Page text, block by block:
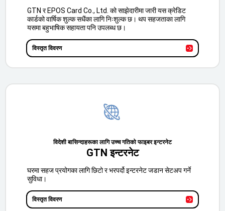
GTN र EPOS Card Co., Ltd. को साझेदारीमा जारी यस क्रेडिट
कार्डको वार्षिक शुल्क सधैंका लागि निःशुल्क छ। थप सहजताका लागि
यसमा बहुभाषिक सहायता पनि उपलब्ध छ।
विस्तृत विवरण
विदेशी बासिन्दाहरूका लागि उच्च गतिको फाइबर इन्टरनेट
GTN इन्टरनेट
घरमा सहज प्रयोगका लागि छिटो र भरपर्दो इन्टरनेट जडान सेटअप गर्ने
सुविधा।
विस्तृत विवरण